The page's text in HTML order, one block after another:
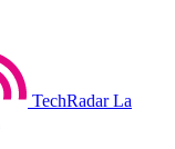
TechRadar La